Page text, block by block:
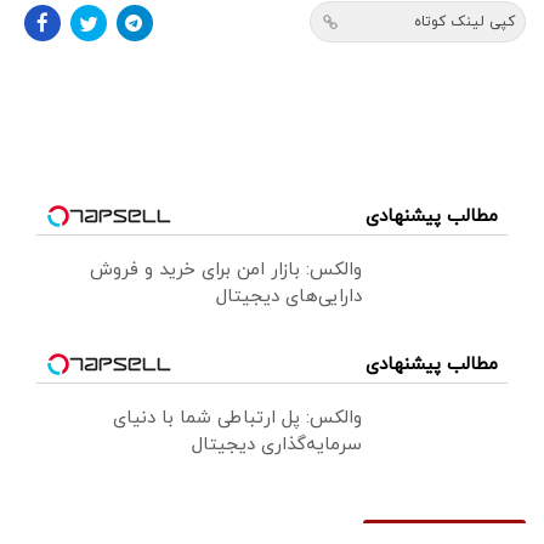
کپی لینک کوتاه
مطالب پیشنهادی
والکس: بازار امن برای خرید و فروش
دارایی‌های دیجیتال
مطالب پیشنهادی
والکس: پل ارتباطی شما با دنیای
سرمایه‌گذاری دیجیتال